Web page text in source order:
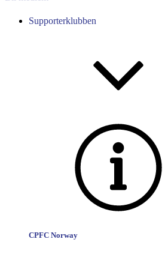
Supporterklubben
CPFC Norway